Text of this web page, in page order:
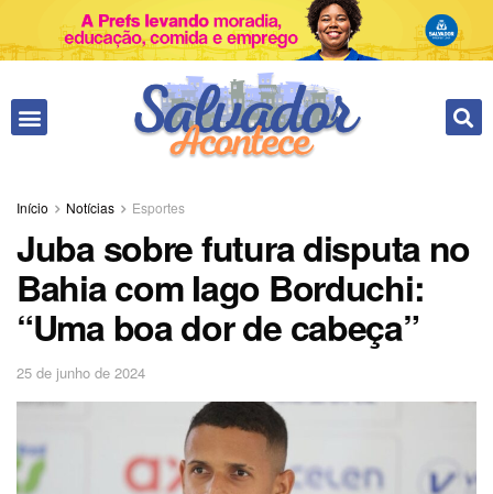
Início Notícias Esportes
Juba sobre futura disputa no
Bahia com Iago Borduchi:
“Uma boa dor de cabeça”
25 de junho de 2024